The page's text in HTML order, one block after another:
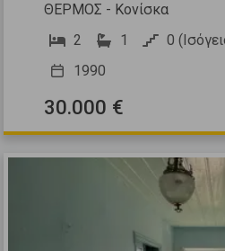
ΘΕΡΜΟΣ - Κονίσκα
2
1 0
1990
30.000 €